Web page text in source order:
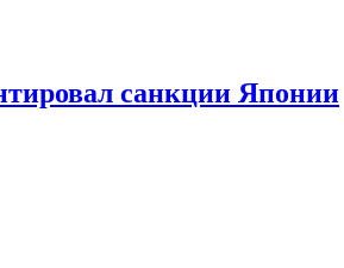
санкции Японии